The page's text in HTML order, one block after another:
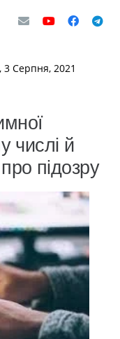
3 Серпня, 2021
числі й
підозру